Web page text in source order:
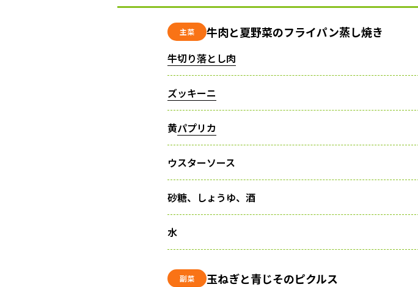
主菜 牛肉と夏野菜のフライパン蒸し焼き
牛切り落とし肉
ズッキーニ
黄パプリカ
ウスターソース
砂糖、しょうゆ、酒
水
副菜 玉ねぎと青じそのピクルス